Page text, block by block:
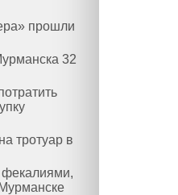
прошли
32
тротуар в
фекалиями,